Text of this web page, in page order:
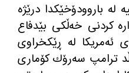
له باروودۆخێكدا درێژه
‌كردنی خهڵكی بێدفاع
ئهمریكا له ڕێكخراوی
ترامپ سهرۆك كۆماری